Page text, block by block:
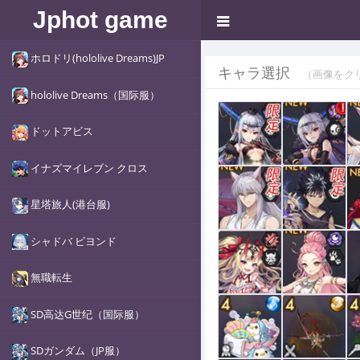
Jphot game
ホロドリ(hololive Dreams)JP
hololive Dreams（国际服）
ドットアビス
イナズマイレブン クロス
星塔旅人(港台服)
シャドバ ビヨンド
無職転生
SD高达G世纪（国际服）
SDガンダム（JP服）
キャラ選択 （画像を